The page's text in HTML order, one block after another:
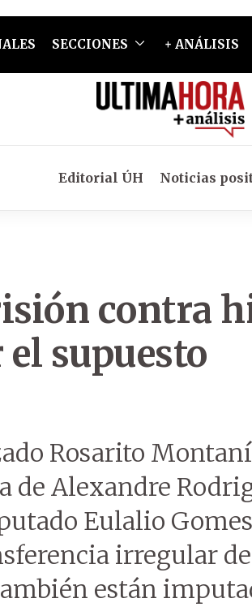
SECCIONES + ANÁLISIS
Editorial ÚH Noticias
contra
el supuesto
Rosarito
de Alexandre
Eulalio
irregular
están